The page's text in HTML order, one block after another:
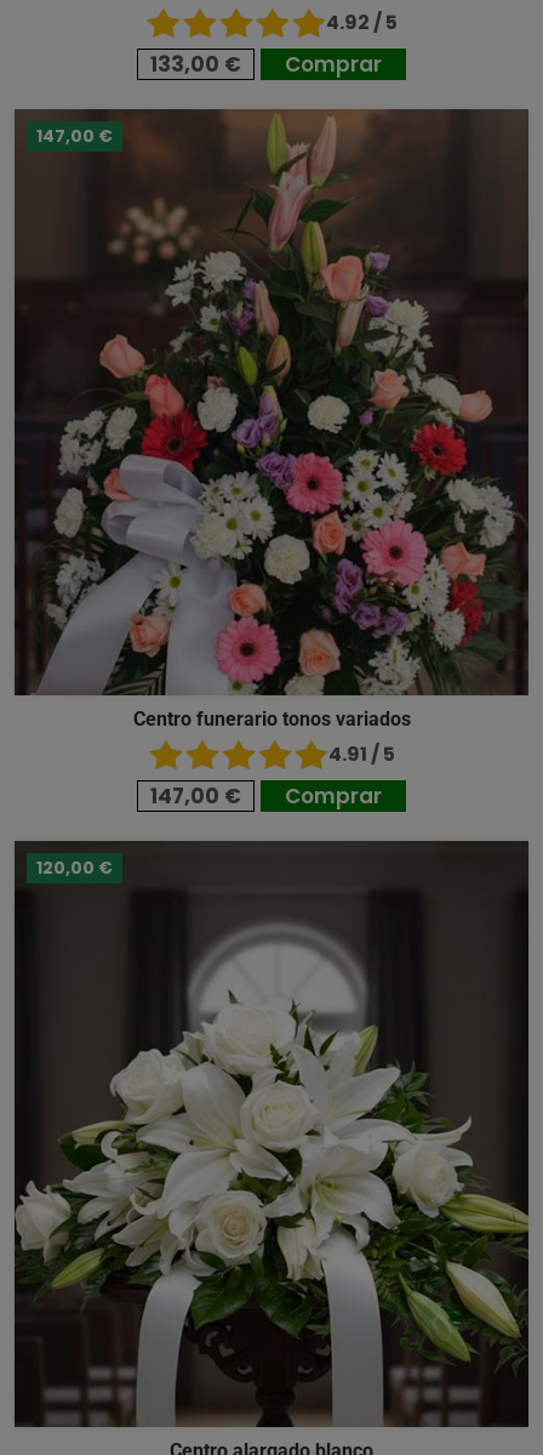
4.92 / 5
133,00 € Comprar
147,00 €
Centro funerario tonos variados
4.91 / 5
147,00 € Comprar
120,00 €
Centro alargado blanco